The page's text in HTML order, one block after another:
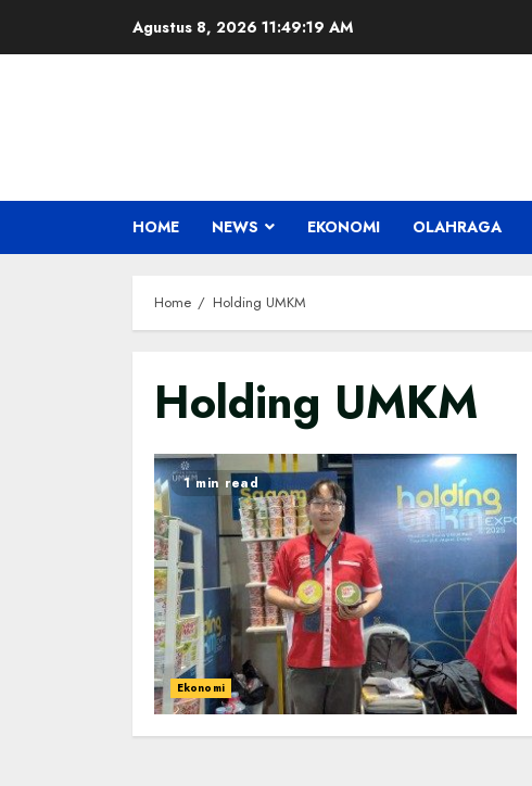
Agustus 8, 2026 11:49:20 AM
HOME NEWS EKONOMI OLAHRAGA
Home Holding UMKM
Holding UMKM
1 min read
Ekonomi